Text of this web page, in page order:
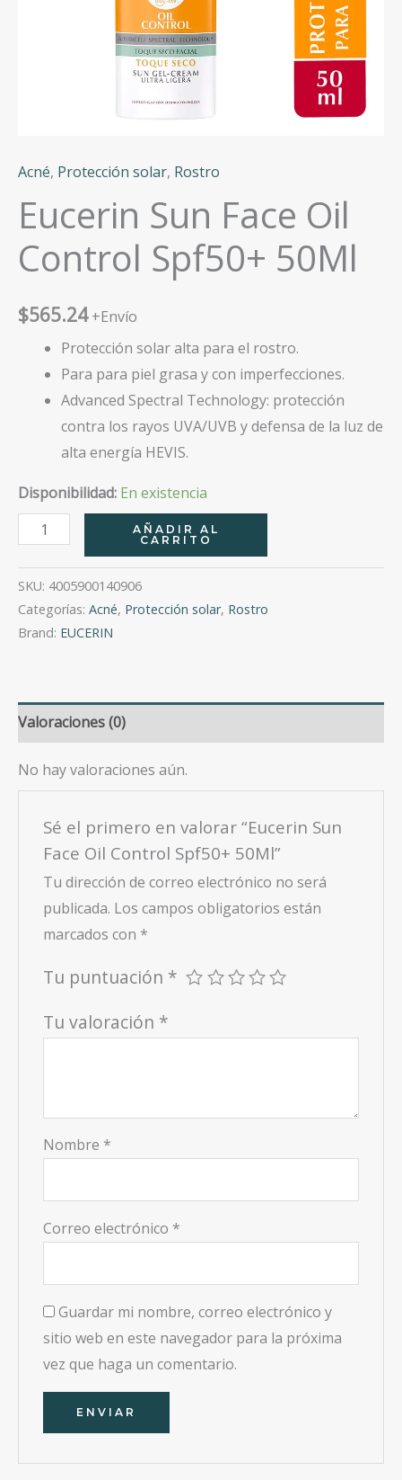
Acné, Protección solar, Rostro
Eucerin Sun Face Oil
Control Spf50+ 50Ml
$565.24 +Envío
Protección solar alta para el rostro.
Para para piel grasa y con imperfecciones.
Advanced Spectral Technology: protección
contra los rayos UVA/UVB y defensa de la luz de
alta energía HEVIS.
Disponibilidad: En existencia
Eucerin
Sun
Face
Oil
Control
cantidad
AÑADIR AL
CARRITO
SKU: 4005900140906
Categorías: Acné, Protección solar, Rostro
Brand: EUCERIN
Valoraciones (0)
No hay valoraciones aún.
Sé el primero en valorar “Eucerin Sun
Face Oil Control Spf50+ 50Ml”
Tu dirección de correo electrónico no será
publicada. Los campos obligatorios están
marcados con *
Tu puntuación *
Tu valoración *
Nombre *
Correo electrónico *
Guardar mi nombre, correo electrónico y
sitio web en este navegador para la próxima
vez que haga un comentario.